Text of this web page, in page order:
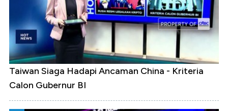
Taiwan Siaga Hadapi Ancaman China - Kriteria
Calon Gubernur BI